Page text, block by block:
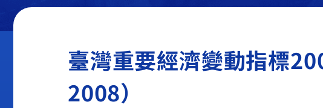
臺灣重要經濟變動指標
2008）